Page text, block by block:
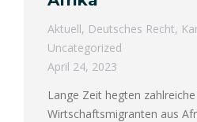
Aktuell, Deutsches Recht,
Uncategorized
April 24, 2023
Lange Zeit hegten
Wirtschaftsmigranten aus